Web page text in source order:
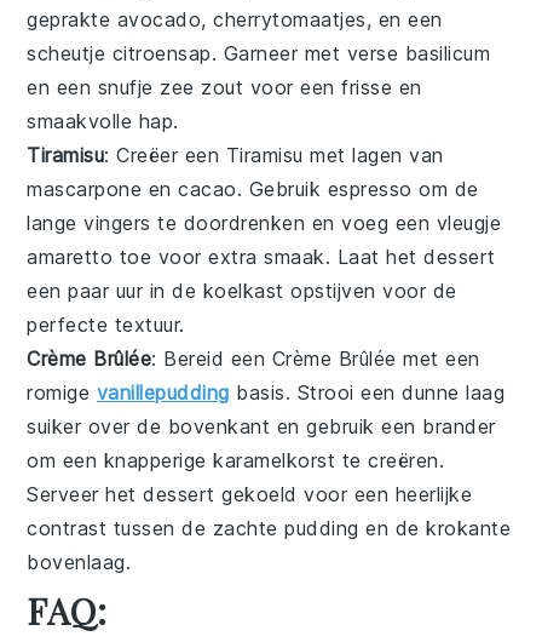
geprakte avocado,cherrytomaatjes, en een
scheutje citroensap. Garneer met verse basilicum
en een snufje zee zout voor een frisse en
smaakvolle hap.
Tiramisu: Creëer een Tiramisu met lagen van
mascarpone encacao. Gebruik espresso om de
lange vingers te doordrenken en voeg een vleugje
amaretto toe voor extra smaak. Laat het dessert
een paar uur in de koelkast opstijven voor de
perfecte textuur.
Crème Brûlée: Bereid een Crème Brûlée met een
romige vanillepudding basis. Strooi een dunne laag
suiker over de bovenkant en gebruik een brander
om een knapperige karamelkorst te creëren.
Serveer het dessert gekoeld voor een heerlijke
contrast tussen de zachte pudding en de krokante
bovenlaag.
FAQ: